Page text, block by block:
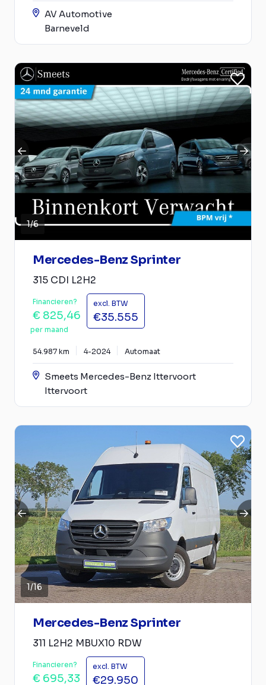
AV Automotive
Barneveld
1/6
Mercedes-Benz Sprinter
315 CDI L2H2
Financieren?
€ 825,46
per maand
excl. BTW
€35.555
54.987 km 4-2024 Automaat
Smeets Mercedes-Benz Ittervoort
Ittervoort
1/16
Mercedes-Benz Sprinter
311 L2H2 MBUX10 RDW
Financieren?
€ 695,33
excl. BTW
€29.950